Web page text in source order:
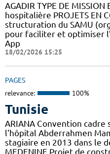
AGADIR TYPE DE
hospitalière PROJETS EN
structuration du SAMU
pour faciliter et optimiser
App
18/02/2026 15:25
PAGES
relevance: 100%
Tunisie
ARIANA Convention
l'hôpital Abderrahmen
stagiaire en 2013 dans le
MEDENINE Projet de